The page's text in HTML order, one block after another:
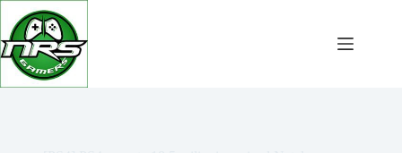
Salta
contenuto